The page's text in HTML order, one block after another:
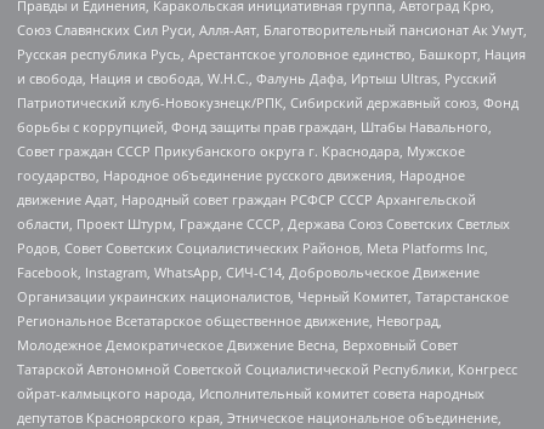
Правды и Единения, Каракольская инициативная группа, Автоград Крю,
Союз Славянских Сил Руси, Алля-Аят, Благотворительный пансионат Ак Умут,
Русская республика Русь, Арестантское уголовное единство, Башкорт, Нация
и свобода, Нация и свобода, W.H.С., Фалунь Дафа, Иртыш Ultras, Русский
Патриотический клуб-Новокузнецк/РПК, Сибирский державный союз, Фонд
борьбы с коррупцией, Фонд защиты прав граждан, Штабы Навального,
Совет граждан СССР Прикубанского округа г. Краснодара, Мужское
государство, Народное объединение русского движения, Народное
движение Адат, Народный совет граждан РСФСР СССР Архангельской
области, Проект Штурм, Граждане СССР, Держава Союз Советских Светлых
Родов, Совет Советских Социалистических Районов, Meta Platforms Inc,
Facebook, Instagram, WhatsApp, СИЧ-С14, Добровольческое Движение
Организации украинских националистов, Черный Комитет, Татарстанское
Региональное Всетатарское общественное движение, Невоград,
Молодежное Демократическое Движение Весна, Верховный Совет
Татарской Автономной Советской Социалистической Республики, Конгресс
ойрат-калмыцкого народа, Исполнительный комитет совета народных
депутатов Красноярского края, Этническое национальное объединение,